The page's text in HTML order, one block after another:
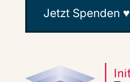
Jetzt Spenden ♥